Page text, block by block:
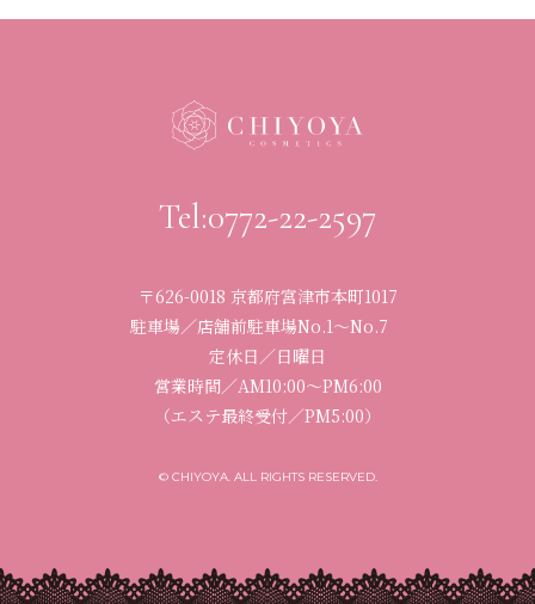
Tel:0772-22-2597
〒626-0018 京都府宮津市本町1017
駐車場／店舗前駐車場No.1〜No.7
定休日／日曜日
営業時間／AM10:00〜PM6:00
（エステ最終受付／PM5:00）
© CHIYOYA. ALL RIGHTS RESERVED.